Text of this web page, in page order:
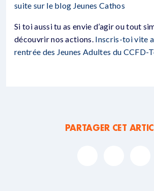
suite sur le blog Jeunes Cathos
Si toi aussi tu as envie d’agir ou tout
découvrir nos actions. Inscris-toi vite
rentrée des Jeunes Adultes du CCFD-
PARTAGER CET